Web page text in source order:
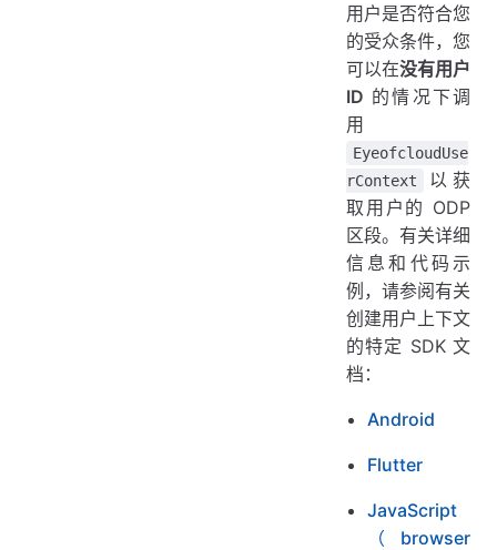
用户是否符合您
的受众条件，您
可以在没有用户
ID 的情况下调
用
EyeofcloudUse
rContext
以获
取用户的 ODP
区段。有关详细
信息和代码示
例，请参阅有关
创建用户上下文
的特定 SDK 文
档：
Android
Flutter
JavaScript
（browser